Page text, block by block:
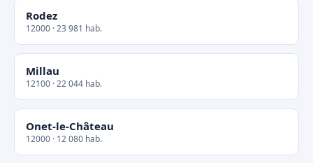
Rodez
12000 · 23 981 hab.
Millau
12100 · 22 044 hab.
Onet-le-Château
12000 · 12 080 hab.